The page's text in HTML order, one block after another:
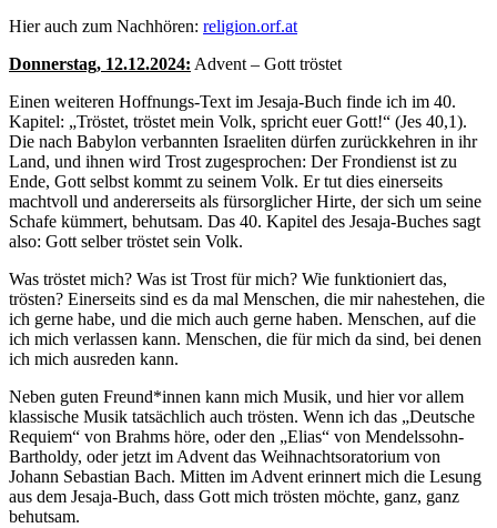
Hier auch zum Nachhören: religion.orf.at
Donnerstag, 12.12.2024: Advent – Gott tröstet
Einen weiteren Hoffnungs-Text im Jesaja-Buch finde ich im 40.
Kapitel: „Tröstet, tröstet mein Volk, spricht euer Gott!“ (Jes 40,1).
Die nach Babylon verbannten Israeliten dürfen zurückkehren in ihr
Land, und ihnen wird Trost zugesprochen: Der Frondienst ist zu
Ende, Gott selbst kommt zu seinem Volk. Er tut dies einerseits
machtvoll und andererseits als fürsorglicher Hirte, der sich um seine
Schafe kümmert, behutsam. Das 40. Kapitel des Jesaja-Buches sagt
also: Gott selber tröstet sein Volk.
Was tröstet mich? Was ist Trost für mich? Wie funktioniert das,
trösten? Einerseits sind es da mal Menschen, die mir nahestehen, die
ich gerne habe, und die mich auch gerne haben. Menschen, auf die
ich mich verlassen kann. Menschen, die für mich da sind, bei denen
ich mich ausreden kann.
Neben guten Freund*innen kann mich Musik, und hier vor allem
klassische Musik tatsächlich auch trösten. Wenn ich das „Deutsche
Requiem“ von Brahms höre, oder den „Elias“ von Mendelssohn-
Bartholdy, oder jetzt im Advent das Weihnachtsoratorium von
Johann Sebastian Bach. Mitten im Advent erinnert mich die Lesung
aus dem Jesaja-Buch, dass Gott mich trösten möchte, ganz, ganz
behutsam.